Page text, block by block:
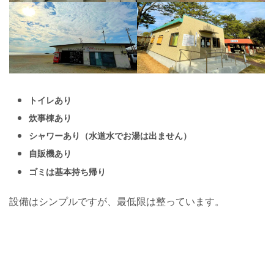
トイレあり
炊事棟あり
シャワーあり（水道水でお湯は出ません）
自販機あり
ゴミは基本持ち帰り
設備はシンプルですが、最低限は整っています。